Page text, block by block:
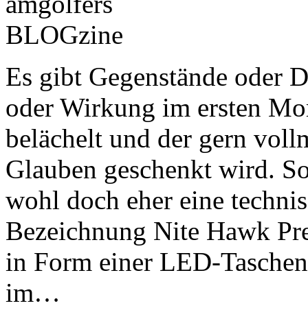
Es gibt Gegenstände oder
oder Wirkung im ersten
belächelt und der gern
Glauben geschenkt wird.
wohl doch eher eine
Bezeichnung Nite Hawk
in Form einer LED-
im…